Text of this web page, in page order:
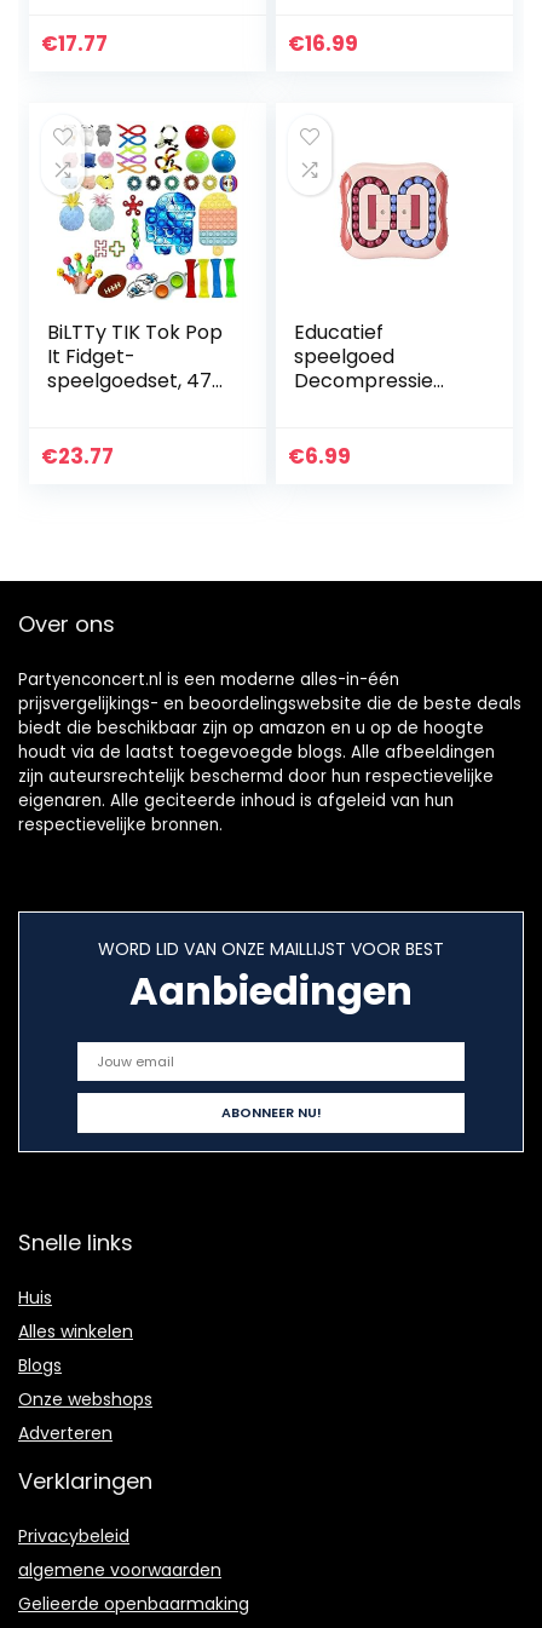
Poppers
€17.77
Noden Figetget
€16.99
BiLTTy TIK Tok Pop
It Fidget-
speelgoedset, 47-
pop-blaas,
€23.77
Educatief
speelgoed
Decompressie
Draaibare Kleine
€6.99
Over ons
Partyenconcert.nl is een moderne alles-in-één
prijsvergelijkings- en beoordelingswebsite die de beste deals
biedt die beschikbaar zijn op amazon en u op de hoogte
houdt via de laatst toegevoegde blogs. Alle afbeeldingen
zijn auteursrechtelijk beschermd door hun respectievelijke
eigenaren. Alle geciteerde inhoud is afgeleid van hun
respectievelijke bronnen.
WORD LID VAN ONZE MAILLIJST VOOR BEST
Aanbiedingen
Snelle links
Huis
Alles winkelen
Blogs
Onze webshops
Adverteren
Verklaringen
Privacybeleid
algemene voorwaarden
Gelieerde openbaarmaking